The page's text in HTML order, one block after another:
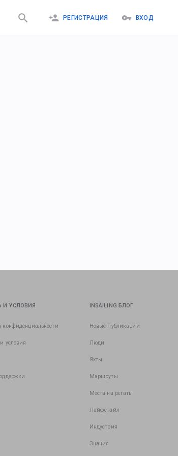
РЕГИСТРАЦИЯ ВХОД
И УСЛОВИЯ
конфиденциальности
условия
INSAILING БЛОГ
Новые публикации
Люди
Яхты
Маршруты
Места на регаты
Лайфстайл
Индустрия
Знания